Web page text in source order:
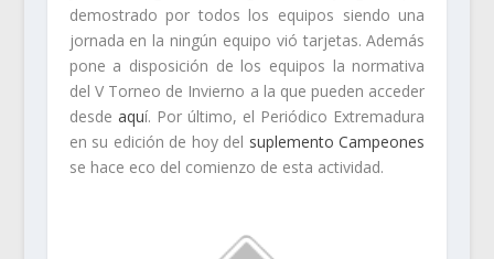
demostrado por todos los equipos siendo una
jornada en la ningún equipo vió tarjetas. Además
pone a disposición de los equipos la normativa
del V Torneo de Invierno a la que pueden acceder
desde aquí. Por último, el Periódico Extremadura
en su edición de hoy del suplemento Campeones
se hace eco del comienzo de esta actividad.